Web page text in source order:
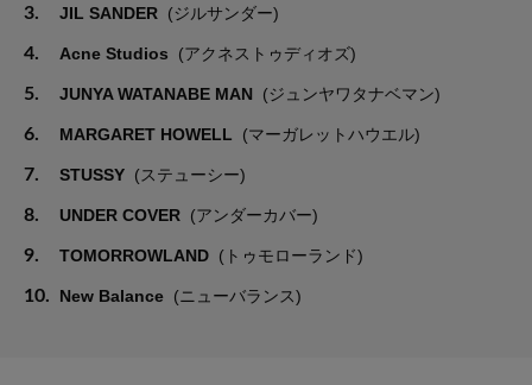
3. JIL SANDER (ジルサンダー)
4. Acne Studios (アクネストゥディオズ)
5. JUNYA WATANABE MAN (ジュンヤワタナベマン)
6. MARGARET HOWELL (マーガレットハウエル)
7. STUSSY (ステューシー)
8. UNDER COVER (アンダーカバー)
9. TOMORROWLAND (トゥモローランド)
10. New Balance (ニューバランス)